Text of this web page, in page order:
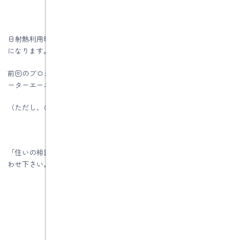
日射熱利用暖房をうまく計画すると、午前中からずっとポカポカ
になります。
前回のブログで書きましたが、暖房機の平均日射取得率ηＡＨ（イ
ーターエーエッチ）の数値は２．５以上を目指しましょう。
（ただし、Ｑ値が最低基準程度の場合）
「住いの相談」はいつでも行っていますので、お気軽にお問い合
わせ下さい。